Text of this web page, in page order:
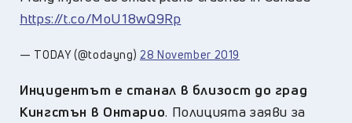
https://t.co/MoU18wQ9Rp
— TODAY (@todayng) 28 November 2019
Инцидентът е станал в близост до град
Кингстън в Онтарио. Полицията заяви за